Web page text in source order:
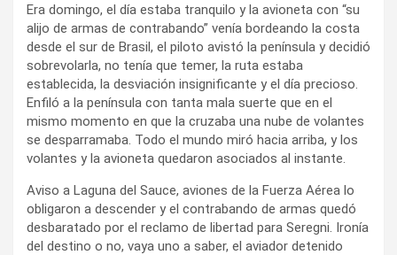
Era domingo, el día estaba tranquilo y la avioneta con “su
alijo de armas de contrabando” venía bordeando la costa
desde el sur de Brasil, el piloto avistó la península y decidió
sobrevolarla, no tenía que temer, la ruta estaba
establecida, la desviación insignificante y el día precioso.
Enfiló a la península con tanta mala suerte que en el
mismo momento en que la cruzaba una nube de volantes
se desparramaba. Todo el mundo miró hacia arriba, y los
volantes y la avioneta quedaron asociados al instante.
Aviso a Laguna del Sauce, aviones de la Fuerza Aérea lo
obligaron a descender y el contrabando de armas quedó
desbaratado por el reclamo de libertad para Seregni. Ironía
del destino o no, vaya uno a saber, el aviador detenido